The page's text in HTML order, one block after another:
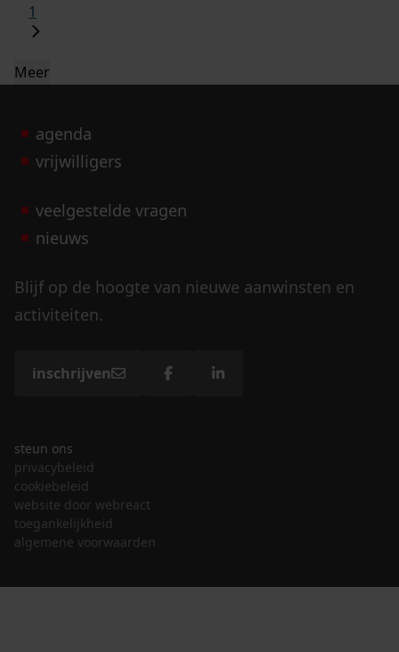
1
Meer
agenda
vrijwilligers
veelgestelde vragen
nieuws
Blijf op de hoogte van nieuwe aanwinsten en
activiteiten.
inschrijven
steun ons
privacybeleid
cookiebeleid
website door webreact
toegankelijkheid
algemene voorwaarden